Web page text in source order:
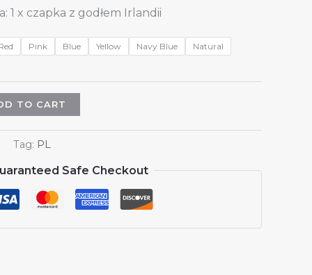
1 x czapka z godłem Irlandii
Pink Blue Yellow Navy Blue Natural
TO CART
Tag: PL
Safe Checkout